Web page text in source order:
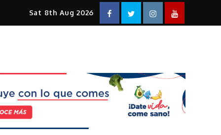
Sat 8th Aug 2026 FacebookTwitterInstagramYouTube